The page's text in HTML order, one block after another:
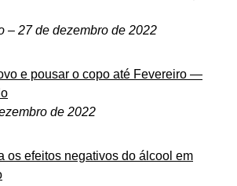
– 27 de dezembro de 2022
e pousar o copo até Fevereiro —
de 2022
os efeitos negativos do álcool em